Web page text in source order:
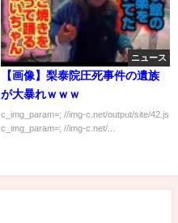
ニュース
【画像】梨泰院圧死事件の遺族
が大暴れｗｗｗ
c_img_param=; //img-c.net/output/site/42.js
c_img_param=; //img-c.net/...